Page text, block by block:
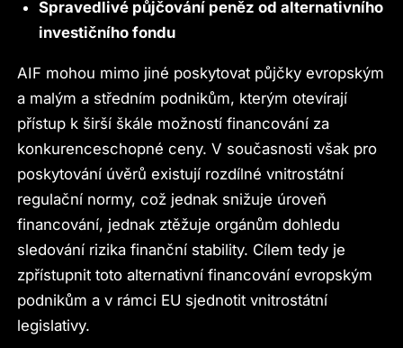
Spravedlivé půjčování peněz od alternativního
investičního fondu
AIF mohou mimo jiné poskytovat půjčky evropským
a malým a středním podnikům, kterým otevírají
přístup k širší škále možností financování za
konkurenceschopné ceny. V současnosti však pro
poskytování úvěrů existují rozdílné vnitrostátní
regulační normy, což jednak snižuje úroveň
financování, jednak ztěžuje orgánům dohledu
sledování rizika finanční stability. Cílem tedy je
zpřístupnit toto alternativní financování evropským
podnikům a v rámci EU sjednotit vnitrostátní
legislativy.